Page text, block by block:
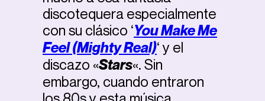
discotequera especialmente
con su clásico ‘You Make Me
Feel (Mighty Real)‘ y el
discazo «Stars«. Sin
embargo, cuando entraron